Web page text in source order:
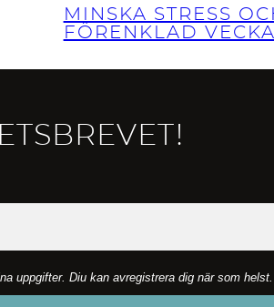
MINSKA STRESS
FÖRENKLAD VECKA
uppgifter. Diu kan avregistrera dig när som